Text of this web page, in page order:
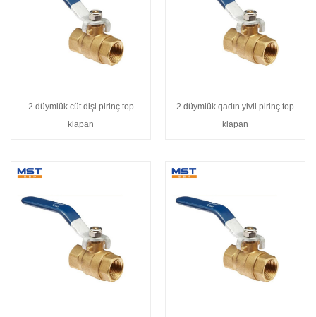
2 düymlük cüt dişi pirinç top
klapan
2 düymlük qadın yivli pirinç top
klapan